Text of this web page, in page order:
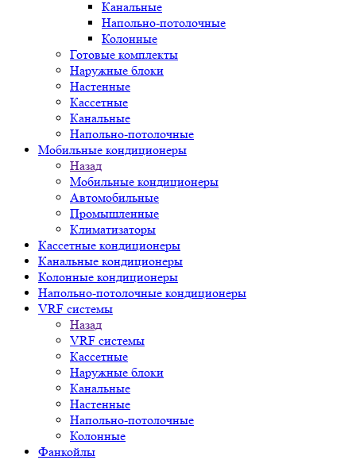
Канальные
Напольно-потолочные
Колонные
Готовые комплекты
Наружные блоки
Настенные
Кассетные
Канальные
Напольно-потолочные
Мобильные кондиционеры
Назад
Мобильные кондиционеры
Автомобильные
Промышленные
Климатизаторы
Кассетные кондиционеры
Канальные кондиционеры
Колонные кондиционеры
Напольно-потолочные кондиционеры
VRF системы
Назад
VRF системы
Кассетные
Наружные блоки
Канальные
Настенные
Напольно-потолочные
Колонные
Фанкойлы